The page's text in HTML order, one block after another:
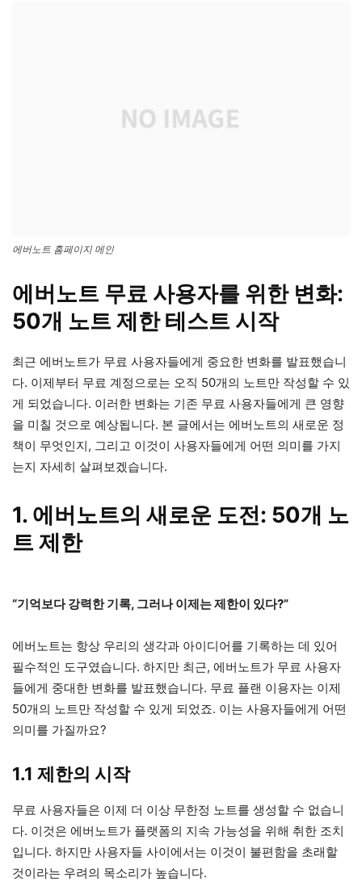
에버노트 홈페이지 메인
에버노트 무료 사용자를 위한 변화:
50개 노트 제한 테스트 시작
최근 에버노트가 무료 사용자들에게 중요한 변화를 발표했습니
다. 이제부터 무료 계정으로는 오직 50개의 노트만 작성할 수 있
게 되었습니다. 이러한 변화는 기존 무료 사용자들에게 큰 영향
을 미칠 것으로 예상됩니다. 본 글에서는 에버노트의 새로운 정
책이 무엇인지, 그리고 이것이 사용자들에게 어떤 의미를 가지
는지 자세히 살펴보겠습니다.
1. 에버노트의 새로운 도전: 50개 노
트 제한
“기억보다 강력한 기록, 그러나 이제는 제한이 있다?”
에버노트는 항상 우리의 생각과 아이디어를 기록하는 데 있어
필수적인 도구였습니다. 하지만 최근, 에버노트가 무료 사용자
들에게 중대한 변화를 발표했습니다. 무료 플랜 이용자는 이제
50개의 노트만 작성할 수 있게 되었죠. 이는 사용자들에게 어떤
의미를 가질까요?
1.1 제한의 시작
무료 사용자들은 이제 더 이상 무한정 노트를 생성할 수 없습니
다. 이것은 에버노트가 플랫폼의 지속 가능성을 위해 취한 조치
입니다. 하지만 사용자들 사이에서는 이것이 불편함을 초래할
것이라는 우려의 목소리가 높습니다.